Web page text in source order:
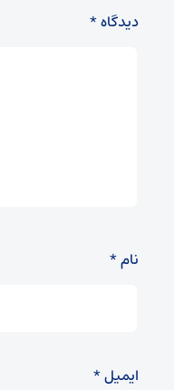
دیدگاه*
نام*
ایمیل*